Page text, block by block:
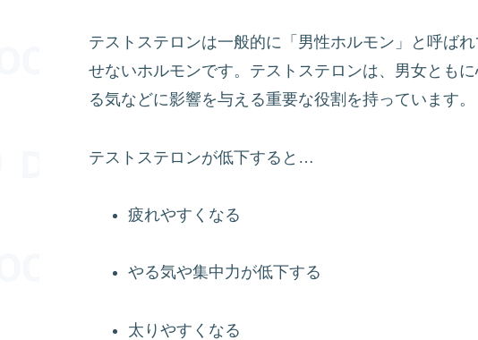
テストステロンは一般的に「男性ホルモン」と呼ば
せないホルモンです。テストステロンは、男女とも
る気などに影響を与える重要な役割を持っています。
テストステロンが低下すると…
疲れやすくなる
やる気や集中力が低下する
太りやすくなる